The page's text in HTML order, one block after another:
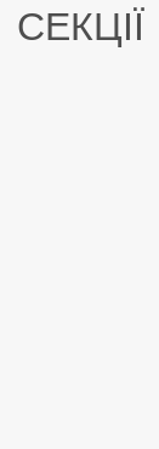
СЕКЦІЇ